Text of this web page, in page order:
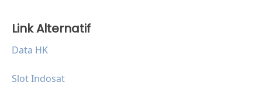
Link Alternatif
Data HK
Slot Indosat